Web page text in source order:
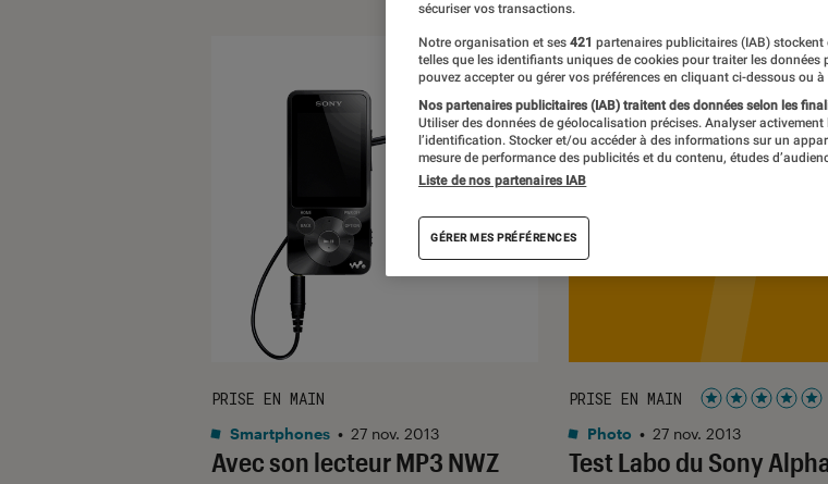
Avec son lecteur MP3 NWZ
PRISE EN MAIN
Smartphones • 27 nov. 2013
Test Labo du Sony
PRISE EN MAIN
Noté 5 étoiles
Photo • 27 nov. 2013
sécuriser vos transactions.
Notre organisation et ses 421 partenaires publicitaires (IAB)
telles que les identifiants uniques de cookies pour traiter les données
pouvez accepter ou gérer vos préférences en cliquant ci-dessous ou
Nos partenaires publicitaires (IAB) traitent des données selon les
Utiliser des données de géolocalisation précises. Analyser
l’identification. Stocker et/ou accéder à des informations sur un
mesure de performance des publicités et du contenu, études
Liste de nos partenaires IAB
GÉRER MES PRÉFÉRENCES